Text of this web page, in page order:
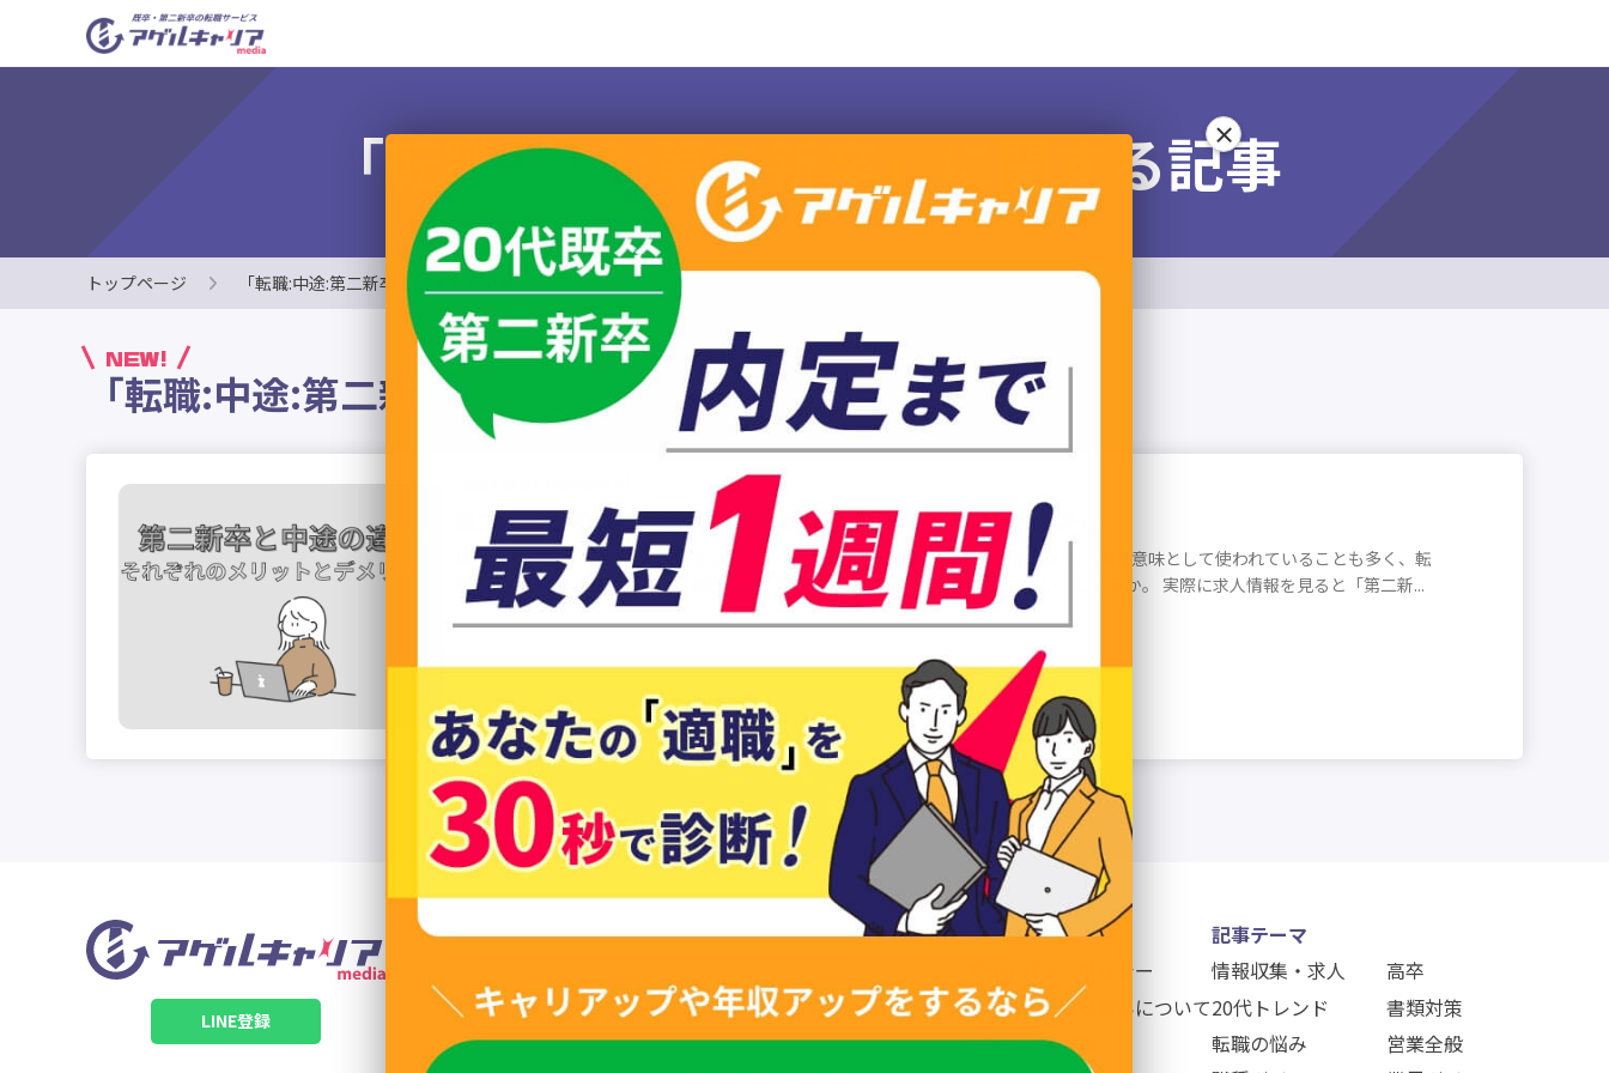
「転職:中途:第二新卒」に関する記事
トップページ 「転職:中途:第二新卒」に関する記事
NEW!
「転職:中途:第二新卒」に関する記事一覧
第二新卒と中途の違いって？それぞれのメリット・デメリットから...
はじめに 転職する人を指す言葉として「第二新卒」「中途」という表現があります。 同じ意味として使われていることも多く、転
職活動中の人は自分がどちらに該当しているかわからないこともあるのではないでしょうか。 実際に求人情報を見ると「第二新...
LINE登録
運営会社
プライバシーポリシー
個人情報お取り扱いについて
記事テーマ一覧
記事テーマ
情報収集・求人
20代トレンド
転職の悩み
高卒
書類対策
営業全般
×